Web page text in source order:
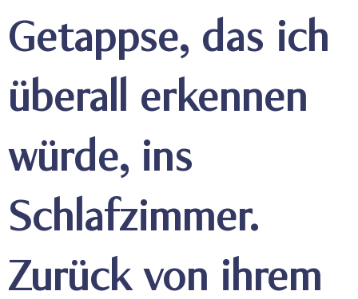
Getappse, das ich
überall erkennen
würde, ins
Schlafzimmer.
Zurück von ihrem